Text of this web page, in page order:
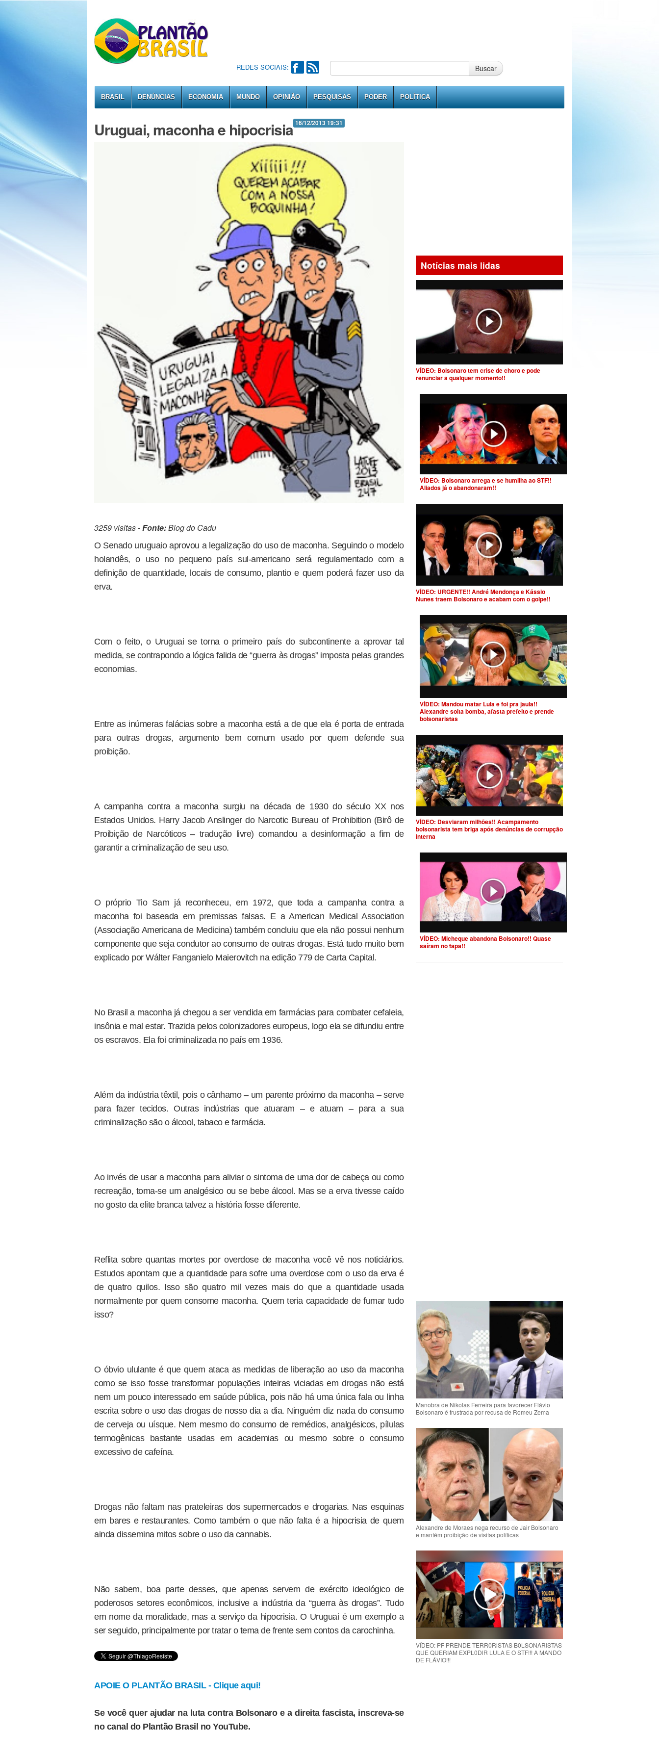
REDES SOCIAIS: Buscar
BRASIL DENÚNCIAS ECONOMIA MUNDO OPINIÃO PESQUISAS PODER POLÍTICA
16/12/2013 19:31
Uruguai, maconha e hipocrisia
3259 visitas -Fonte:Blog do Cadu
O Senado uruguaio aprovou a legalização do uso de maconha. Seguindo o modelo
holandês, o uso no pequeno país sul-americano será regulamentado com a
definição de quantidade, locais de consumo, plantio e quem poderá fazer uso da
erva.
Com o feito, o Uruguai se torna o primeiro país do subcontinente a aprovar tal
medida, se contrapondo a lógica falida de “guerra às drogas” imposta pelas grandes
economias.
Entre as inúmeras falácias sobre a maconha está a de que ela é porta de entrada
para outras drogas, argumento bem comum usado por quem defende sua
proibição.
A campanha contra a maconha surgiu na década de 1930 do século XX nos
Estados Unidos. Harry Jacob Anslinger do Narcotic Bureau of Prohibition (Birô de
Proibição de Narcóticos – tradução livre) comandou a desinformação a fim de
garantir a criminalização de seu uso.
O próprio Tio Sam já reconheceu, em 1972, que toda a campanha contra a
maconha foi baseada em premissas falsas. E a American Medical Association
(Associação Americana de Medicina) também concluiu que ela não possui nenhum
componente que seja condutor ao consumo de outras drogas. Está tudo muito bem
explicado por Wálter Fanganielo Maierovitch na edição 779 de Carta Capital.
No Brasil a maconha já chegou a ser vendida em farmácias para combater cefaleia,
insônia e mal estar. Trazida pelos colonizadores europeus, logo ela se difundiu entre
os escravos. Ela foi criminalizada no país em 1936.
Além da indústria têxtil, pois o cânhamo – um parente próximo da maconha – serve
para fazer tecidos. Outras indústrias que atuaram – e atuam – para a sua
criminalização são o álcool, tabaco e farmácia.
Ao invés de usar a maconha para aliviar o sintoma de uma dor de cabeça ou como
recreação, toma-se um analgésico ou se bebe álcool. Mas se a erva tivesse caído
no gosto da elite branca talvez a história fosse diferente.
Reflita sobre quantas mortes por overdose de maconha você vê nos noticiários.
Estudos apontam que a quantidade para sofre uma overdose com o uso da erva é
de quatro quilos. Isso são quatro mil vezes mais do que a quantidade usada
normalmente por quem consome maconha. Quem teria capacidade de fumar tudo
isso?
O óbvio ululante é que quem ataca as medidas de liberação ao uso da maconha
como se isso fosse transformar populações inteiras viciadas em drogas não está
nem um pouco interessado em saúde pública, pois não há uma única fala ou linha
escrita sobre o uso das drogas de nosso dia a dia. Ninguém diz nada do consumo
de cerveja ou uísque. Nem mesmo do consumo de remédios, analgésicos, pílulas
termogênicas bastante usadas em academias ou mesmo sobre o consumo
excessivo de cafeína.
Drogas não faltam nas prateleiras dos supermercados e drogarias. Nas esquinas
em bares e restaurantes. Como também o que não falta é a hipocrisia de quem
ainda dissemina mitos sobre o uso da cannabis.
Não sabem, boa parte desses, que apenas servem de exército ideológico de
poderosos setores econômicos, inclusive a indústria da “guerra às drogas”. Tudo
em nome da moralidade, mas a serviço da hipocrisia. O Uruguai é um exemplo a
ser seguido, principalmente por tratar o tema de frente sem contos da carochinha.
APOIE O PLANTÃO BRASIL - Clique aqui!
Se você quer ajudar na luta contra Bolsonaro e a direita fascista, inscreva-se
no canal do Plantão Brasil no YouTube.
Notícias mais lidas
VÍDEO: Bolsonaro tem crise de choro e pode
renunciar a qualquer momento!!
VÍDEO: Bolsonaro arrega e se humilha ao STF!!
Aliados já o abandonaram!!
VÍDEO: URGENTE!! André Mendonça e Kássio
Nunes traem Bolsonaro e acabam com o golpe!!
VÍDEO: Mandou matar Lula e foi pra jaula!!
Alexandre solta bomba, afasta prefeito e prende
bolsonaristas
VÍDEO: Desviaram milhões!! Acampamento
bolsonarista tem briga após denúncias de corrupção
interna
VÍDEO: Micheque abandona Bolsonaro!! Quase
saíram no tapa!!
Manobra de Nikolas Ferreira para favorecer Flávio
Bolsonaro é frustrada por recusa de Romeu Zema
Alexandre de Moraes nega recurso de Jair Bolsonaro
e mantém proibição de visitas políticas
VÍDEO: PF PRENDE TERR0RlSTAS B0LSONARlSTAS
QUE QUERIAM EXPL0DlR LULA E O STF!!! A MANDO
DE FLÁVIO!!!